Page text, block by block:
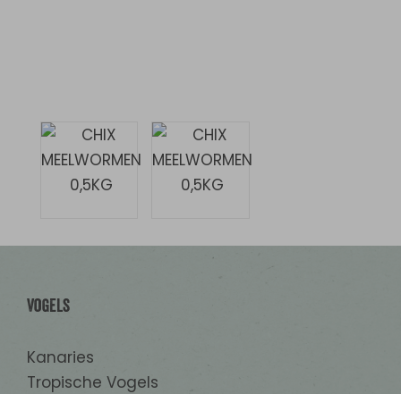
Vogels
Kanaries
Tropische Vogels